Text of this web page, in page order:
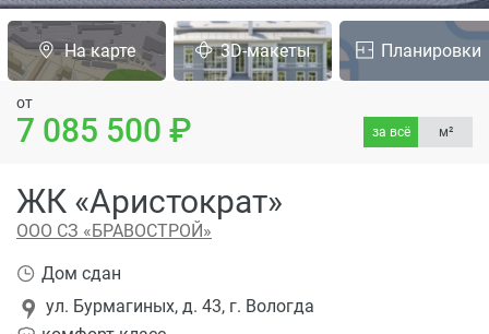
На карте 3D-макеты Планировки
ЖК «Аристократ»
ООО СЗ «БРАВОСТРОЙ»
ул. Бурмагиных, д. 43, г. Вологда
Дом сдан
от
7 085 500 за всё м²